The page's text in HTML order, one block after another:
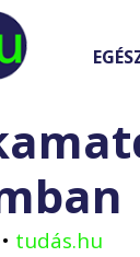
• tudás.hu